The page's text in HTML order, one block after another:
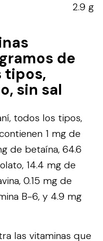
2.9 g
de
tipos,
sin sal
todos los tipos,
1 mg de
de betaína, 64.6
14.4 mg de
0.15 mg de
B-6, y 4.9 mg
las vitaminas que